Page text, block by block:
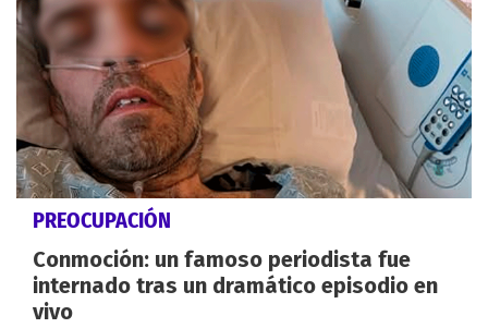
PREOCUPACIÓN
Conmoción: un famoso periodista fue
internado tras un dramático episodio en
vivo